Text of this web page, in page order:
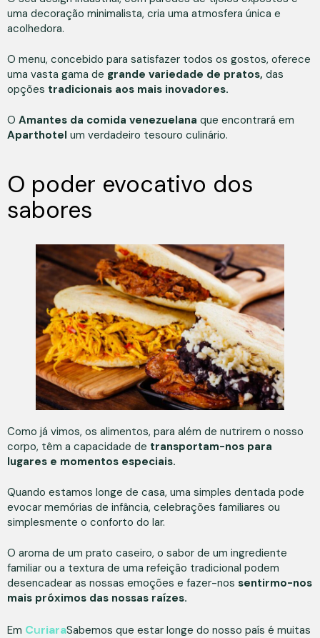
uma decoração minimalista, cria uma atmosfera única e
acolhedora.
O menu, concebido para satisfazer todos os gostos, oferece
uma vasta gama de grande variedade de pratos, das
opções tradicionais aos mais inovadores.
O Amantes da comida venezuelana que encontrará em
Aparthotel um verdadeiro tesouro culinário.
O poder evocativo dos
sabores
Como já vimos, os alimentos, para além de nutrirem o nosso
corpo, têm a capacidade de transportam-nos para
lugares e momentos especiais.
Quando estamos longe de casa, uma simples dentada pode
evocar memórias de infância, celebrações familiares ou
simplesmente o conforto do lar.
O aroma de um prato caseiro, o sabor de um ingrediente
familiar ou a textura de uma refeição tradicional podem
desencadear as nossas emoções e fazer-nos sentirmo-nos
mais próximos das nossas raízes.
Em CuriaraSabemos que estar longe do nosso país é muitas